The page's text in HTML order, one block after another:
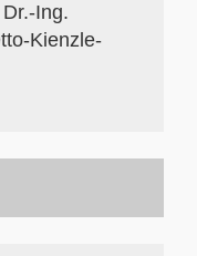
Ing.
Kienzle-